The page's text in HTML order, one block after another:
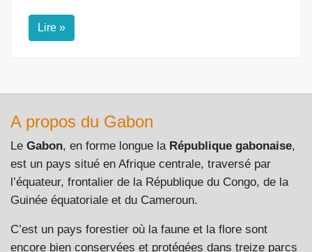
Lire »
A propos du Gabon
Le Gabon, en forme longue la République gabonaise,
est un pays situé en Afrique centrale, traversé par
l’équateur, frontalier de la République du Congo, de la
Guinée équatoriale et du Cameroun.
C’est un pays forestier où la faune et la flore sont
encore bien conservées et protégées dans treize parcs